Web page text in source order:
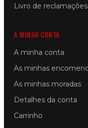
Livro de reclamações
A MINHA CONTA
A minha conta
As minhas
As minhas moradas
Detalhes da conta
Carrinho